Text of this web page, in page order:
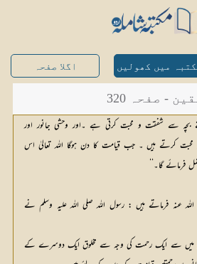
میں کھولیں اگلا صفحہ
- صفحہ 320
سے شفقت و محبت کرتی ہے ۔اور وحشی جانور اور
کرتے ہیں ۔ جب قیامت کا دن ہوگا اللہ تعالیٰ اس
فرمائے گا۔‘‘
عنہ فرماتے ہیں : رسول اللہ صلی اللہ علیہ وسلم نے
ان میں سے ایک رحمت کی وجہ سے مخلوق ایک دوسرے کے